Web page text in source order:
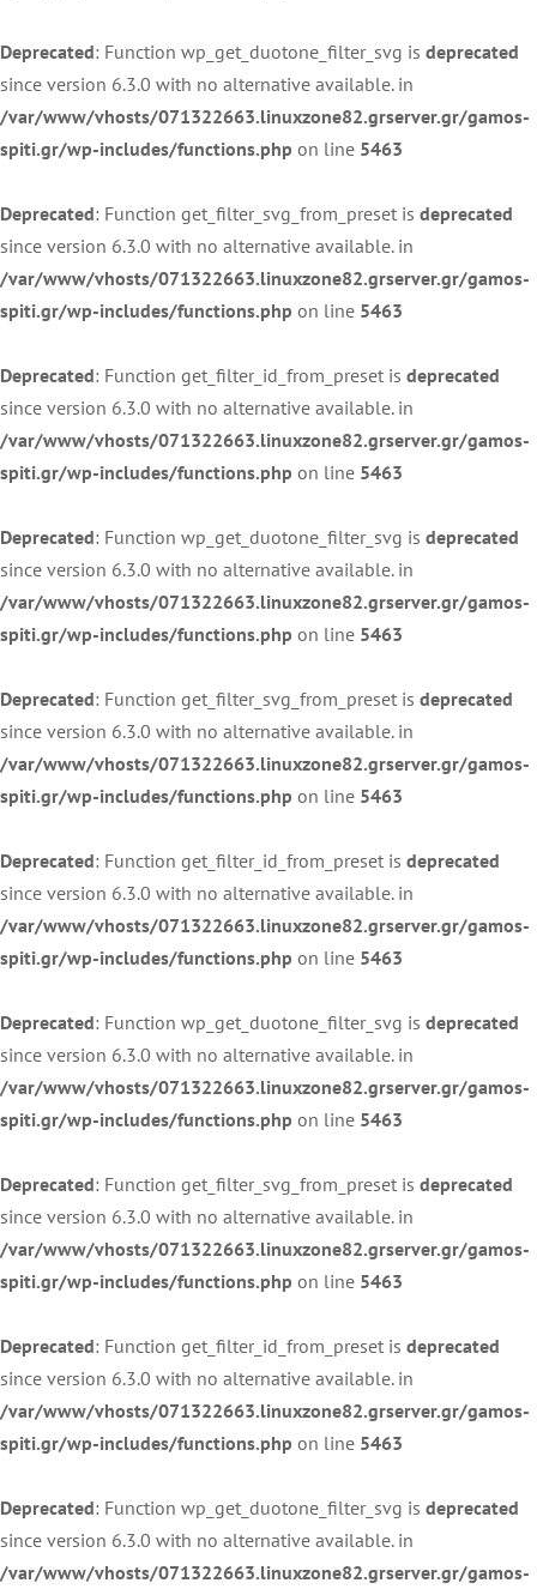
Deprecated: Function wp_get_duotone_filter_svg is deprecated
since version 6.3.0 with no alternative available. in
/var/www/vhosts/071322663.linuxzone82.grserver.gr/gamos-
spiti.gr/wp-includes/functions.php on line 5463
Deprecated: Function get_filter_svg_from_preset is deprecated
since version 6.3.0 with no alternative available. in
/var/www/vhosts/071322663.linuxzone82.grserver.gr/gamos-
spiti.gr/wp-includes/functions.php on line 5463
Deprecated: Function get_filter_id_from_preset is deprecated
since version 6.3.0 with no alternative available. in
/var/www/vhosts/071322663.linuxzone82.grserver.gr/gamos-
spiti.gr/wp-includes/functions.php on line 5463
Deprecated: Function wp_get_duotone_filter_svg is deprecated
since version 6.3.0 with no alternative available. in
/var/www/vhosts/071322663.linuxzone82.grserver.gr/gamos-
spiti.gr/wp-includes/functions.php on line 5463
Deprecated: Function get_filter_svg_from_preset is deprecated
since version 6.3.0 with no alternative available. in
/var/www/vhosts/071322663.linuxzone82.grserver.gr/gamos-
spiti.gr/wp-includes/functions.php on line 5463
Deprecated: Function get_filter_id_from_preset is deprecated
since version 6.3.0 with no alternative available. in
/var/www/vhosts/071322663.linuxzone82.grserver.gr/gamos-
spiti.gr/wp-includes/functions.php on line 5463
Deprecated: Function wp_get_duotone_filter_svg is deprecated
since version 6.3.0 with no alternative available. in
/var/www/vhosts/071322663.linuxzone82.grserver.gr/gamos-
spiti.gr/wp-includes/functions.php on line 5463
Deprecated: Function get_filter_svg_from_preset is deprecated
since version 6.3.0 with no alternative available. in
/var/www/vhosts/071322663.linuxzone82.grserver.gr/gamos-
spiti.gr/wp-includes/functions.php on line 5463
Deprecated: Function get_filter_id_from_preset is deprecated
since version 6.3.0 with no alternative available. in
/var/www/vhosts/071322663.linuxzone82.grserver.gr/gamos-
spiti.gr/wp-includes/functions.php on line 5463
Deprecated: Function wp_get_duotone_filter_svg is deprecated
since version 6.3.0 with no alternative available. in
/var/www/vhosts/071322663.linuxzone82.grserver.gr/gamos-